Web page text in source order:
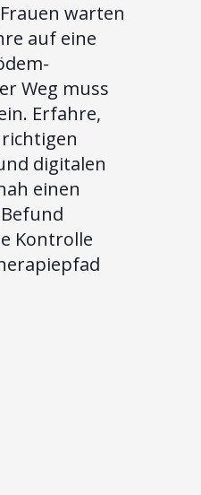
warten
auf eine
Weg muss
Erfahre,
digitalen
einen
Kontrolle